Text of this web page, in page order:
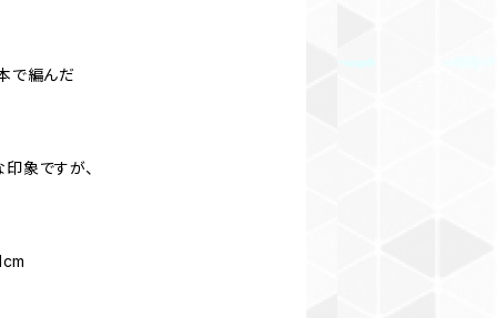
で編んだ
印象ですが、